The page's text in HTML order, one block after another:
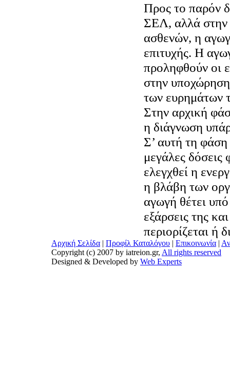
Προς το παρόν
ΣΕΛ, αλλά στην
ασθενών, η
επιτυχής. Η
προληφθούν οι
στην
των ευρημάτων
Στην αρχική
η διάγνωση
Σ’ αυτή τη φάση
μεγάλες
ελεγχθεί η
η βλάβη των
αγωγή θέτει
εξάρσεις της
περιορίζεται ή
Αρχική Σελίδα | Προφίλ Καταλόγου | Επικοινωνία |
Copyright (c) 2007 by iatreion.gr, All rights reserved
Designed & Developed by Web Experts